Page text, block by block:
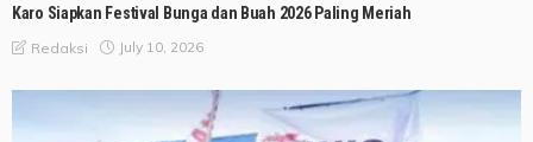
Karo Siapkan Festival Bunga dan Buah 2026 Paling Meriah
Redaksi July 10, 2026